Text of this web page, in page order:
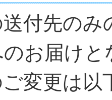
付先の
お届けと
変更は